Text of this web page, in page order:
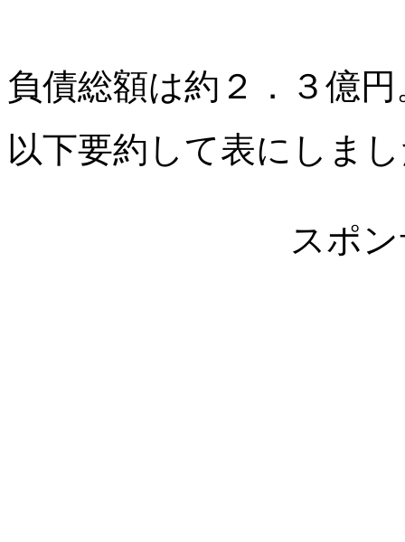
負債総額は約２．３億円
以下要約して表にしま
スポ